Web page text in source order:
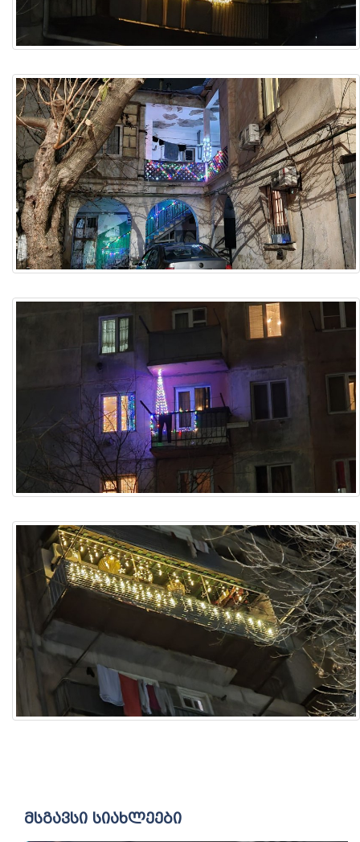
მსგავსი სიახლეები